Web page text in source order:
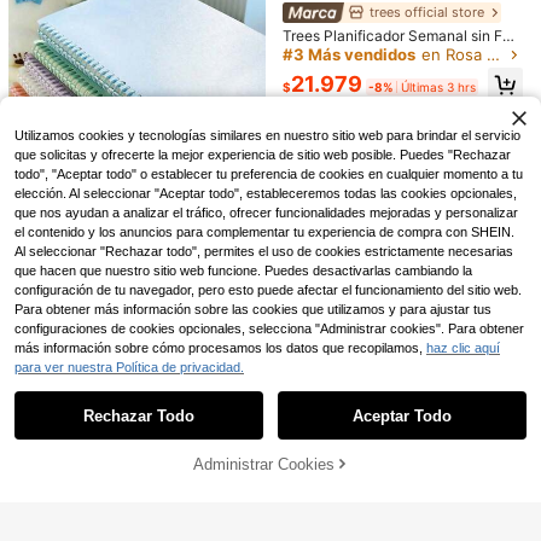
1 pieza Diario con candado para niñ
as, regalo, cuaderno de 360 página
s con bordes dorados para mujeres,
cuaderno recargable B6 con bolígra
fo y marcapáginas, bloc de notas se
$61.790
1 pieza Cuaderno espiral de anatom
alemán, papel rayado, regalo de gra
duación y aprecio para estudiantes
estudio de ciencias, referencia de e
$15.539 -8% Últimas 3 hrs
a vuelta a la escuela
Ahorro de $8.398
1 pieza Cuaderno de brújula vintag
e con protección de contraseña en
negro con estampado de lámina, úti
les escolares
Solo quedan 2
$33.592 -20%
Lo sentimos, este producto está agotado.
Mostrar artículos similares con stock
AGOTADO
amar y escribir en un diario en cual
quier momento.
13
Ahorro de $193
1 pieza Cuaderno espiral de 60 hoj
as, portada azul minimalista, págin
as desmontables para ensamblaje
DIY, libro de contabilidad portátil pa
ra escuela y oficina, regalo para el
Día del Maestro y graduación
$20.197 -1%
trees official store
Trees Planificador Semanal sin Fec
ha, Agenda de Horario Diario, Cuad
Seguimiento de Hábitos, Regalo pa
ra el Día de la Maestra, Útiles Escol
#3 Más vendidos en Rosa Cuadernos
Clientes habituales
#3 Más vendidos en Rosa Cuadernos
Clientes habituales
#3 Más vendidos en Rosa Cuadernos
Clientes habituales
#3 Más vendidos en Rosa Cuadernos
$21.979 -8% Últimas 3 hrs
Cuaderno Agenda Planificador con
ecargable Cuaderno de Hojas Suelt
as Suministros de Oficina Diario de
Viaje Cuaderno Suministros Escolar
es
49.090
Utilizamos cookies y tecnologías similares en nuestro sitio web para brindar el servicio
que solicitas y ofrecerte la mejor experiencia de sitio web posible. Puedes "Rechazar
todo", "Aceptar todo" o establecer tu preferencia de cookies en cualquier momento a tu
elección. Al seleccionar "Aceptar todo", estableceremos todas las cookies opcionales,
que nos ayudan a analizar el tráfico, ofrecer funcionalidades mejoradas y personalizar
el contenido y los anuncios para complementar tu experiencia de compra con SHEIN.
Al seleccionar "Rechazar todo", permites el uso de cookies estrictamente necesarias
que hacen que nuestro sitio web funcione. Puedes desactivarlas cambiando la
configuración de tu navegador, pero esto puede afectar el funcionamiento del sitio web.
Para obtener más información sobre las cookies que utilizamos y para ajustar tus
configuraciones de cookies opcionales, selecciona "Administrar cookies". Para obtener
más información sobre cómo procesamos los datos que recopilamos, haz clic aquí
para ver nuestra Política de privacidad.
Rechazar Todo Aceptar Todo
Administrar Cookies